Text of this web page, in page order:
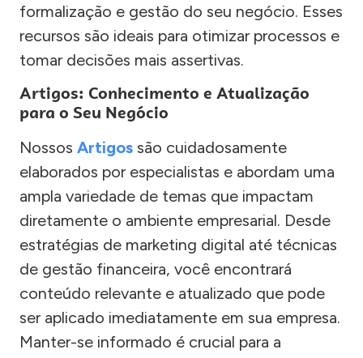
formalização e gestão do seu negócio. Esses
recursos são ideais para otimizar processos e
tomar decisões mais assertivas.
Artigos: Conhecimento e Atualização
para o Seu Negócio
Nossos Artigos são cuidadosamente
elaborados por especialistas e abordam uma
ampla variedade de temas que impactam
diretamente o ambiente empresarial. Desde
estratégias de marketing digital até técnicas
de gestão financeira, você encontrará
conteúdo relevante e atualizado que pode
ser aplicado imediatamente em sua empresa.
Manter-se informado é crucial para a